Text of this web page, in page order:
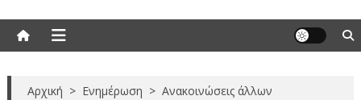
Αρχική > Ενημέρωση > Ανακοινώσεις άλλων